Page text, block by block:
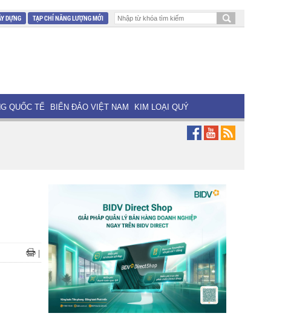
DỰNG TẠP CHÍ NĂNG LƯỢNG MỚI
QUỐC TẾ BIỂN ĐẢO VIỆT NAM KIM LOẠI QUÝ
|